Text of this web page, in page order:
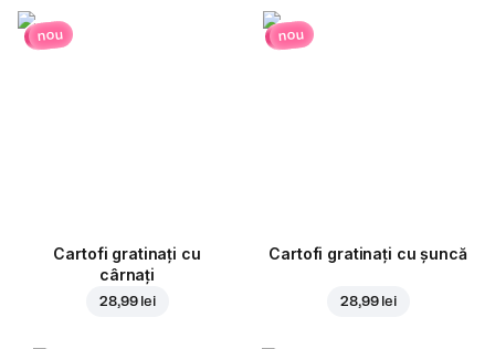
nou
Cartofi gratinați cu
cârnați
28,99 lei
nou
Cartofi gratinați cu șuncă
28,99 lei